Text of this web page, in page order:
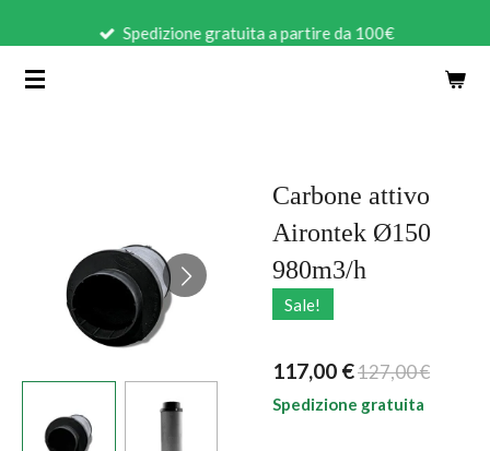
contenuto
Spedizione gratuita a partire da 100€
Carbone attivo
Airontek Ø150
980m3/h
Sale!
117,00 €127,00 €
Spedizione gratuita